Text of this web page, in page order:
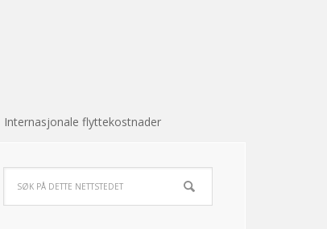
Internasjonale flyttekostnader